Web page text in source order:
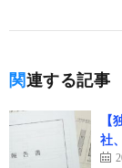
関連する記事
社